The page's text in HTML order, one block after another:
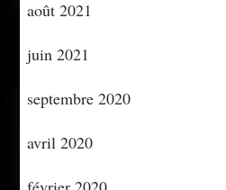
août 2021
juin 2021
septembre 2020
avril 2020